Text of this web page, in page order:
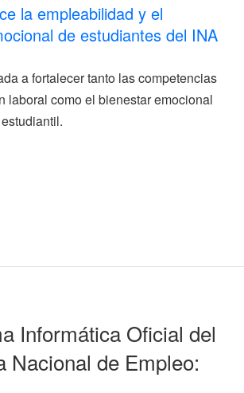
la empleabilidad y el
de estudiantes del INA
a fortalecer tanto las competencias
laboral como el bienestar emocional
Informática Oficial del
Nacional de Empleo: